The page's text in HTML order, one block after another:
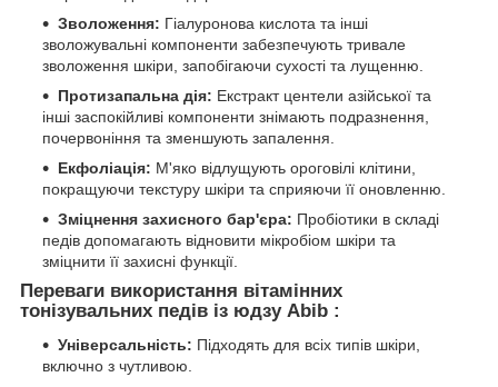
Зволоження: Гіалуронова кислота та інші
зволожувальні компоненти забезпечують тривале
зволоження шкіри, запобігаючи сухості та лущенню.
Протизапальна дія: Екстракт центели азійської та
інші заспокійливі компоненти знімають подразнення,
почервоніння та зменшують запалення.
Екфоліація: М'яко відлущують ороговілі клітини,
покращуючи текстуру шкіри та сприяючи її оновленню.
Зміцнення захисного бар'єра: Пробіотики в складі
педів допомагають відновити мікробіом шкіри та
зміцнити її захисні функції.
Переваги використання вітамінних
тонізувальних педів із юдзу Abib :
Універсальність: Підходять для всіх типів шкіри,
включно з чутливою.